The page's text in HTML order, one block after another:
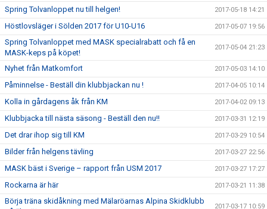
Spring Tolvanloppet nu till helgen! 2017-05-18 14:21
Höstlovsläger i Sölden 2017 för U10-U16 2017-05-07 19:56
Spring Tolvanloppet med MASK specialrabatt och få en
MASK-keps på köpet!
2017-05-04 21:23
Nyhet från Matkomfort 2017-05-03 14:10
Påminnelse - Beställ din klubbjackan nu ! 2017-04-05 10:14
Kolla in gårdagens åk från KM 2017-04-02 09:13
Klubbjacka till nästa säsong - Beställ den nu!! 2017-03-31 12:19
Det drar ihop sig till KM 2017-03-29 10:54
Bilder från helgens tävling 2017-03-27 22:56
MASK bäst i Sverige – rapport från USM 2017 2017-03-27 17:27
Rockarna är här 2017-03-21 11:38
Börja träna skidåkning med Mälaröarnas Alpina Skidklubb
2017-03-17 10:59